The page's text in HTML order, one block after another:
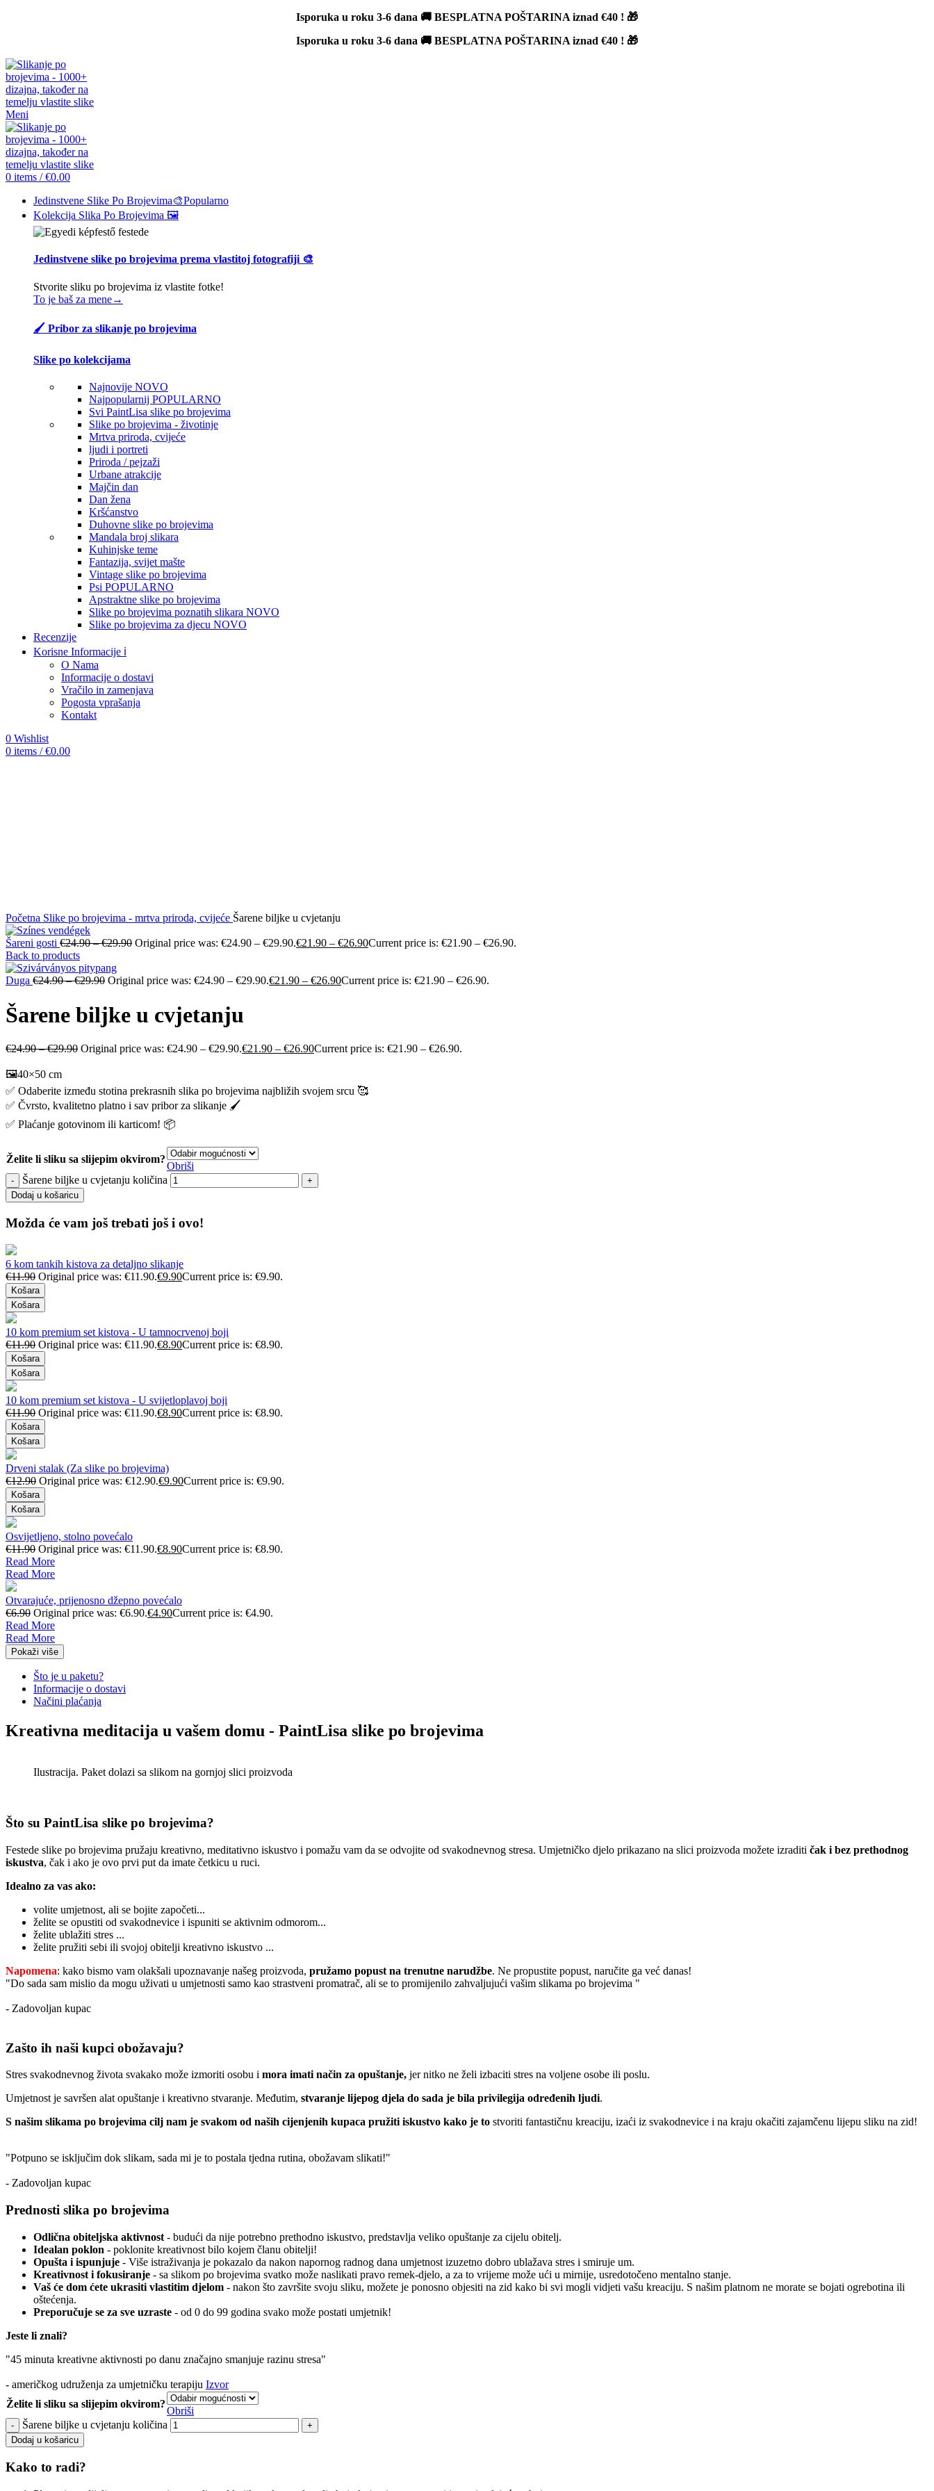
Isporuka u roku 3-6 dana 🚚 BESPLATNA POŠTARINA iznad €40 ! 🎁
Isporuka u roku 3-6 dana 🚚 BESPLATNA POŠTARINA iznad €40 ! 🎁
Meni
0 items / €0.00
Jedinstvene Slike Po Brojevima🎨Popularno
Kolekcija Slika Po Brojevima 🖼️
Jedinstvene slike po brojevima prema vlastitoj fotografiji 🎨
Stvorite sliku po brojevima iz vlastite fotke!
To je baš za mene→
🖌️ Pribor za slikanje po brojevima
Slike po kolekcijama
Najnovije NOVO
Najpopularnij POPULARNO
Svi PaintLisa slike po brojevima
Slike po brojevima - životinje
Mrtva priroda, cvijeće
ljudi i portreti
Priroda / pejzaži
Urbane atrakcije
Majčin dan
Dan žena
Kršćanstvo
Duhovne slike po brojevima
Mandala broj slikara
Kuhinjske teme
Fantazija, svijet mašte
Vintage slike po brojevima
Psi POPULARNO
Apstraktne slike po brojevima
Slike po brojevima poznatih slikara NOVO
Slike po brojevima za djecu NOVO
Recenzije
Korisne Informacije ℹ️
O Nama
Informacije o dostavi
Vračilo in zamenjava
Pogosta vprašanja
Kontakt
0 Wishlist
0 items / €0.00
Početna Slike po brojevima - mrtva priroda, cvijeće Šarene biljke u cvjetanju
Šareni gosti €24.90–€29.90 Original price was: €24.90 – €29.90.€21.90 – €26.90Current price is: €21.90 – €26.90.
Back to products
Duga €24.90–€29.90 Original price was: €24.90 – €29.90.€21.90 – €26.90Current price is: €21.90 – €26.90.
Šarene biljke u cvjetanju
€24.90–€29.90 Original price was: €24.90 – €29.90.€21.90 – €26.90Current price is: €21.90 – €26.90.
🖼️40×50 cm
✅ Odaberite između stotina prekrasnih slika po brojevima najbližih svojem srcu 🥰
✅ Čvrsto, kvalitetno platno i sav pribor za slikanje 🖌️
✅ Plaćanje gotovinom ili karticom! 📦
Želite li sliku sa slijepim okvirom?
Obriši
Šarene biljke u cvjetanju količina
Dodaj u košaricu
Možda će vam još trebati još i ovo!
6 kom tankih kistova za detaljno slikanje
€11.90 Original price was: €11.90.€9.90Current price is: €9.90.
Košara
Košara
10 kom premium set kistova - U tamnocrvenoj boji
€11.90 Original price was: €11.90.€8.90Current price is: €8.90.
Košara
Košara
10 kom premium set kistova - U svijetloplavoj boji
€11.90 Original price was: €11.90.€8.90Current price is: €8.90.
Košara
Košara
Drveni stalak (Za slike po brojevima)
€12.90 Original price was: €12.90.€9.90Current price is: €9.90.
Košara
Košara
Osvijetljeno, stolno povećalo
€11.90 Original price was: €11.90.€8.90Current price is: €8.90.
Read More
Read More
Otvarajuće, prijenosno džepno povećalo
€6.90 Original price was: €6.90.€4.90Current price is: €4.90.
Read More
Read More
Pokaži više
Što je u paketu?
Informacije o dostavi
Načini plaćanja
Kreativna meditacija u vašem domu - PaintLisa slike po brojevima
Ilustracija. Paket dolazi sa slikom na gornjoj slici proizvoda
Što su PaintLisa slike po brojevima?
Festede slike po brojevima pružaju kreativno, meditativno iskustvo i pomažu vam da se odvojite od svakodnevnog stresa. Umjetničko djelo prikazano na slici proizvoda možete izraditi čak i bez prethodnog
iskustva, čak i ako je ovo prvi put da imate četkicu u ruci.
Idealno za vas ako:
volite umjetnost, ali se bojite započeti...
želite se opustiti od svakodnevice i ispuniti se aktivnim odmorom...
želite ublažiti stres ...
želite pružiti sebi ili svojoj obitelji kreativno iskustvo ...
Napomena: kako bismo vam olakšali upoznavanje našeg proizvoda, pružamo popust na trenutne narudžbe. Ne propustite popust, naručite ga već danas!
"Do sada sam mislio da mogu uživati u umjetnosti samo kao strastveni promatrač, ali se to promijenilo zahvaljujući vašim slikama po brojevima "
- Zadovoljan kupac
Zašto ih naši kupci obožavaju?
Stres svakodnevnog života svakako može izmoriti osobu i mora imati način za opuštanje, jer nitko ne želi izbaciti stres na voljene osobe ili poslu.
Umjetnost je savršen alat opuštanje i kreativno stvaranje. Međutim, stvaranje lijepog djela do sada je bila privilegija određenih ljudi.
S našim slikama po brojevima cilj nam je svakom od naših cijenjenih kupaca pružiti iskustvo kako je to stvoriti fantastičnu kreaciju, izaći iz svakodnevice i na kraju okačiti zajamčenu lijepu sliku na zid!
"Potpuno se isključim dok slikam, sada mi je to postala tjedna rutina, obožavam slikati!"
- Zadovoljan kupac
Prednosti slika po brojevima
Odlična obiteljska aktivnost - budući da nije potrebno prethodno iskustvo, predstavlja veliko opuštanje za cijelu obitelj.
Idealan poklon - poklonite kreativnost bilo kojem članu obitelji!
Opušta i ispunjuje - Više istraživanja je pokazalo da nakon napornog radnog dana umjetnost izuzetno dobro ublažava stres i smiruje um.
Kreativnost i fokusiranje - sa slikom po brojevima svatko može naslikati pravo remek-djelo, a za to vrijeme može ući u mirnije, usredotočeno mentalno stanje.
Vaš će dom ćete ukrasiti vlastitim djelom - nakon što završite svoju sliku, možete je ponosno objesiti na zid kako bi svi mogli vidjeti vašu kreaciju. S našim platnom ne morate se bojati ogrebotina ili
oštećenja.
Preporučuje se za sve uzraste - od 0 do 99 godina svako može postati umjetnik!
Jeste li znali?
"45 minuta kreativne aktivnosti po danu značajno smanjuje razinu stresa"
- američkog udruženja za umjetničku terapiju Izvor
Želite li sliku sa slijepim okvirom?
Obriši
Šarene biljke u cvjetanju količina
Dodaj u košaricu
Kako to radi?